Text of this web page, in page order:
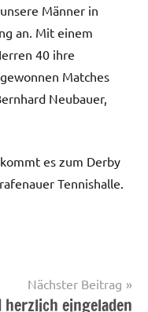
Männer in
an. Mit einem
40 ihre
Matches
Neubauer,
es zum Derby
Tennishalle.
Nächster Beitrag
herzlich eingeladen